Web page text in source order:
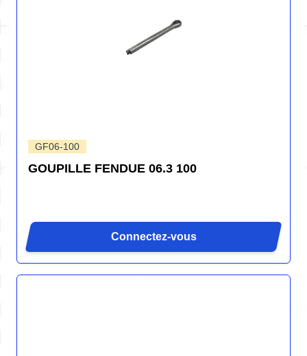
GF06-100
GOUPILLE FENDUE 06.3 100
Connectez-vous